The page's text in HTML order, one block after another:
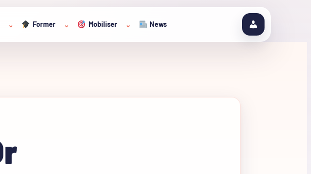
⌄ Former ⌄ Mobiliser ⌄ News